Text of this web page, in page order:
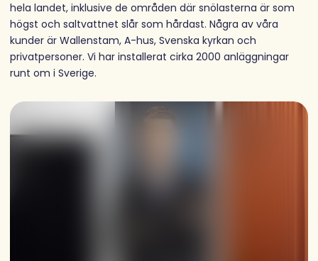
hela landet, inklusive de områden där snölasterna är som
högst och saltvattnet slår som hårdast. Några av våra
kunder är Wallenstam, A-hus, Svenska kyrkan och
privatpersoner. Vi har installerat cirka 2000 anläggningar
runt om i Sverige.